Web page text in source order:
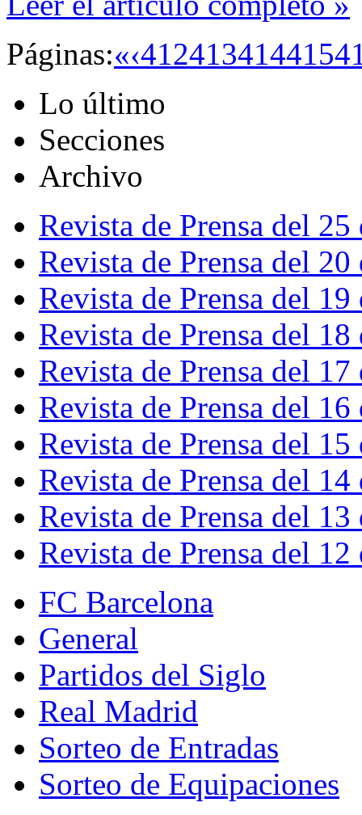
Páginas:«‹412413414415
Lo último
Secciones
Archivo
Revista de Prensa del
Revista de Prensa del
Revista de Prensa del
Revista de Prensa del
Revista de Prensa del
Revista de Prensa del
Revista de Prensa del
Revista de Prensa del
Revista de Prensa del
Revista de Prensa del
FC Barcelona
General
Partidos del Siglo
Real Madrid
Sorteo de Entradas
Sorteo de Equipaciones